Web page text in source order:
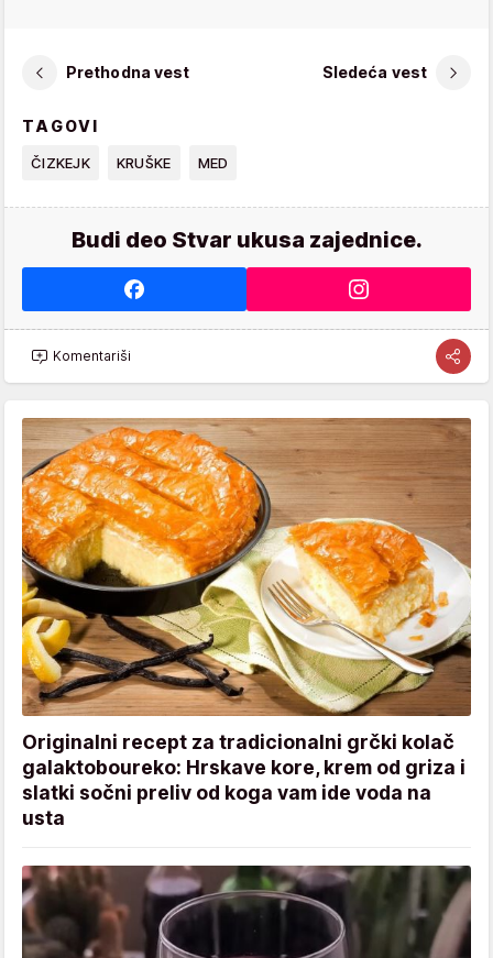
Prethodna vest Sledeća vest
TAGOVI
ČIZKEJK KRUŠKE MED
Budi deo Stvar ukusa zajednice.
Komentariši
Originalni recept za tradicionalni grčki kolač
galaktoboureko: Hrskave kore, krem od griza i
slatki sočni preliv od koga vam ide voda na
usta